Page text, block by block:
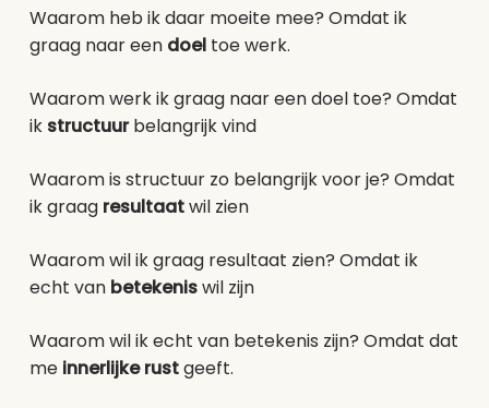
Waarom heb ik daar moeite mee? Omdat ik
graag naar een doel toe werk.
Waarom werk ik graag naar een doel toe? Omdat
ik structuurbelangrijk vind
Waarom is structuur zo belangrijk voor je? Omdat
ik graag resultaatwil zien
Waarom wil ik graag resultaat zien? Omdat ik
echt van betekeniswil zijn
Waarom wil ik echt van betekenis zijn? Omdat dat
meinnerlijke rustgeeft.